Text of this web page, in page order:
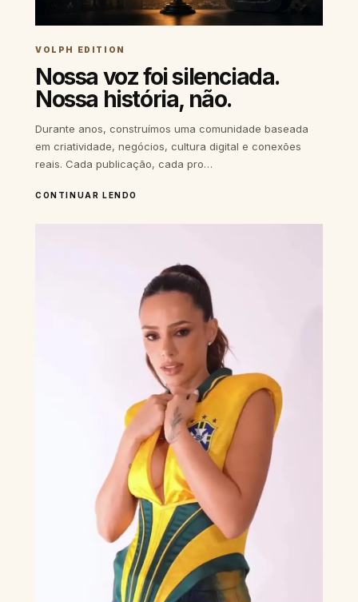
VOLPH EDITION
Nossa voz foi silenciada.
Nossa história, não.
Durante anos, construímos uma comunidade baseada
em criatividade, negócios, cultura digital e conexões
reais. Cada publicação, cada pro…
CONTINUAR LENDO